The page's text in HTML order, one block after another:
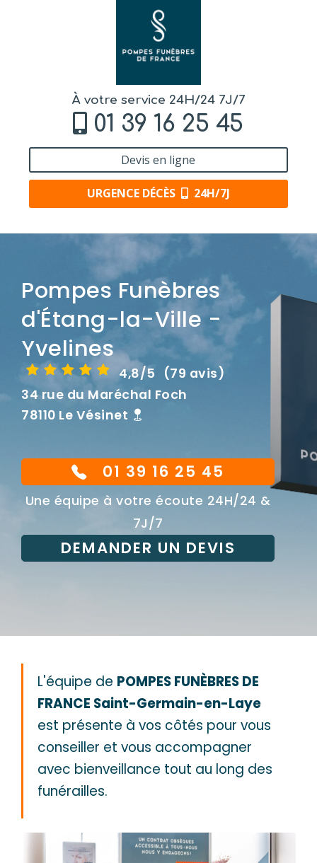
À votre service 24H/24 7J/7
01 39 16 25 45
Devis en ligne
URGENCE DÉCÈS 24H/7J
Pompes Funèbres
d'Étang-la-Ville -
Yvelines
4,8/5 (79 avis)
34 rue du Maréchal Foch
78110 Le Vésinet
01 39 16 25 45
Une équipe à votre écoute 24H/24 &
7J/7
DEMANDER UN DEVIS
L'équipe de POMPES FUNÈBRES DE
FRANCE Saint-Germain-en-Laye
est présente à vos côtés pour vous
conseiller et vous accompagner
avec bienveillance tout au long des
funérailles.